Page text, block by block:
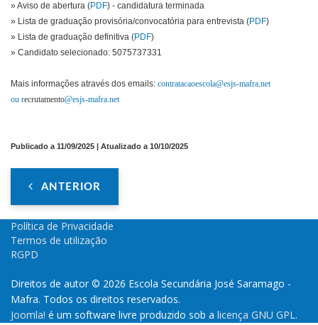
» Aviso de abertura (PDF) - candidatura terminada
» Lista de graduação provisória/convocatória para entrevista (PDF)
» Lista de graduação definitiva (PDF)
» Candidato selecionado: 5075737331
Mais informações através dos emails: contratacaoescola@esjs-mafra.net
ou recrutamento@esjs-mafra.net
Publicado a 11/09/2025 | Atualizado a 10/10/2025
ANTERIOR
Política de Privacidade
Termos de utilização
RGPD
Direitos de autor © 2026 Escola Secundária José Saramago -
Mafra. Todos os direitos reservados.
Joomla! é um software livre produzido sob a licença GNU GPL.